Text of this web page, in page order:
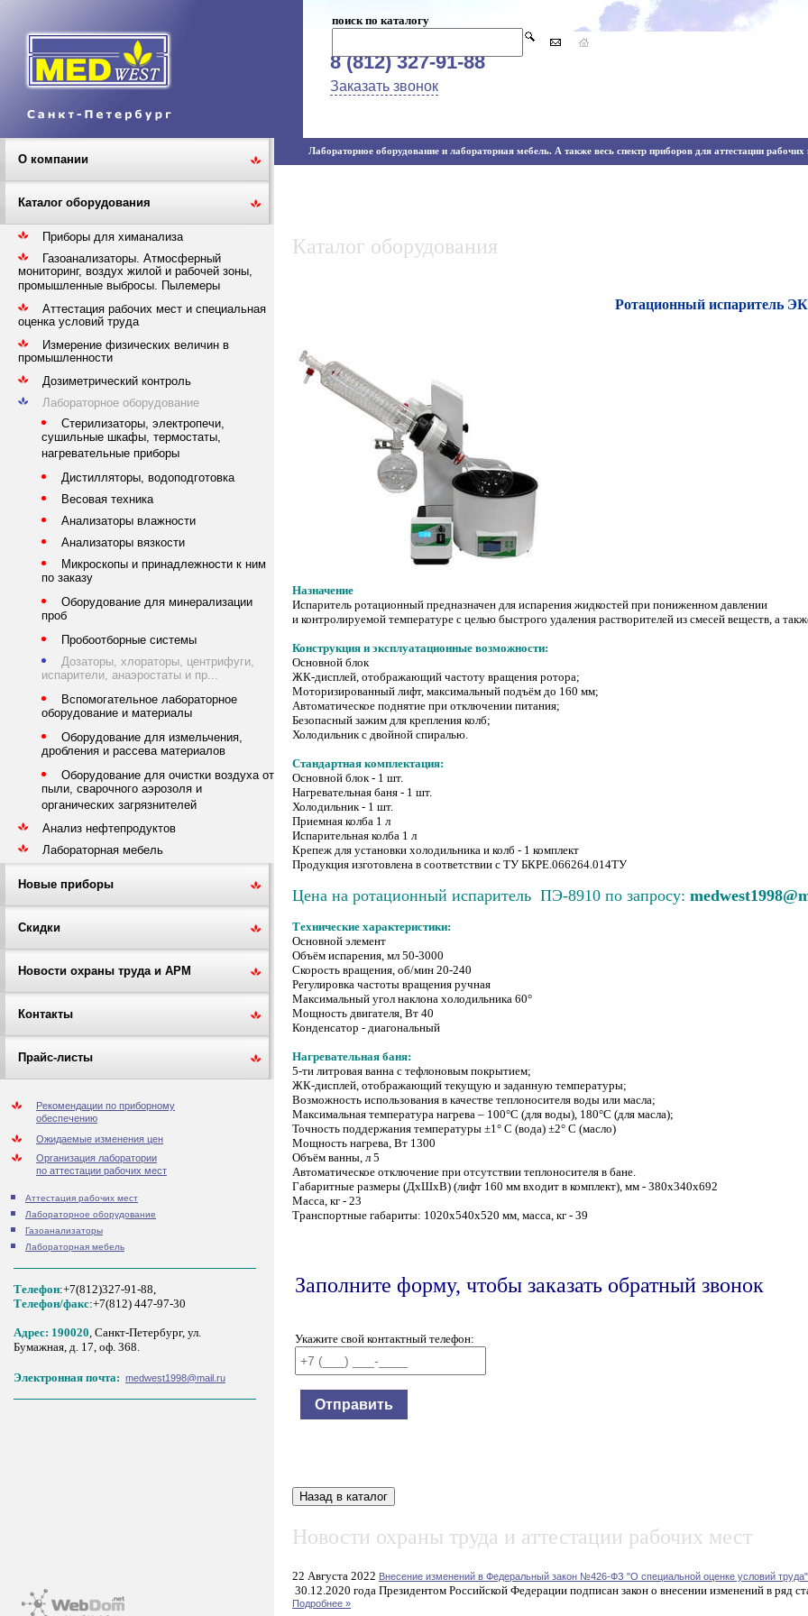
поиск по каталогу
8 (812) 327-91-88
Заказать звонок
О компании
Каталог оборудования
Приборы для химанализа
Газоанализаторы. Атмосферный
мониторинг, воздух жилой и рабочей зоны,
промышленные выбросы. Пылемеры
Аттестация рабочих мест и специальная
оценка условий труда
Измерение физических величин в
промышленности
Дозиметрический контроль
Лабораторное оборудование
Стерилизаторы, электропечи,
сушильные шкафы, термостаты,
нагревательные приборы
Дистилляторы, водоподготовка
Весовая техника
Анализаторы влажности
Анализаторы вязкости
Микроскопы и принадлежности к ним
по заказу
Оборудование для минерализации
проб
Пробоотборные системы
Дозаторы, хлораторы, центрифуги,
испарители, анаэростаты и пр...
Вспомогательное лабораторное
оборудование и материалы
Оборудование для измельчения,
дробления и рассева материалов
Оборудование для очистки воздуха от
пыли, сварочного аэрозоля и
органических загрязнителей
Анализ нефтепродуктов
Лабораторная мебель
Новые приборы
Скидки
Новости охраны труда и АРМ
Контакты
Прайс-листы
Рекомендации по приборному
обеспечению
Ожидаемые изменения цен
Организация лаборатории
по аттестации рабочих мест
Аттестация рабочих мест
Лабораторное оборудование
Газоанализаторы
Лабораторная мебель
Телефон:+7(812)327-91-88,
Tелефон/факс:+7(812) 447-97-30
Адрес: 190020, Санкт-Петербург, ул.
Бумажная, д. 17, оф. 368.
Электронная почта: medwest1998@mail.ru
Лабораторное оборудование и лабораторная мебель. А также весь спектр приборов для аттестации
Каталог оборудования
Ротационный испаритель
Назначение
Испаритель ротационный предназначен для испарения жидкостей при пониженном давлении
и контролируемой температуре с целью быстрого удаления растворителей из смесей веществ, а
Конструкция и эксплуатационные возможности:
Основной блок
ЖК-дисплей, отображающий частоту вращения ротора;
Моторизированный лифт, максимальный подъём до 160 мм;
Автоматическое поднятие при отключении питания;
Безопасный зажим для крепления колб;
Холодильник с двойной спиралью.
Стандартная комплектация:
Основной блок - 1 шт.
Нагревательная баня - 1 шт.
Холодильник - 1 шт.
Приемная колба 1 л
Испарительная колба 1 л
Крепеж для установки холодильника и колб - 1 комплект
Продукция изготовлена в соответствии с ТУ БКРЕ.066264.014ТУ
Цена на ротационный испаритель ПЭ-8910 по запросу:
Технические характеристики:
Основной элемент
Объём испарения, мл 50-3000
Скорость вращения, об/мин 20-240
Регулировка частоты вращения ручная
Максимальный угол наклона холодильника 60°
Мощность двигателя, Вт 40
Конденсатор - диагональный
Нагревательная баня:
5-ти литровая ванна с тефлоновым покрытием;
ЖК-дисплей, отображающий текущую и заданную температуры;
Возможность использования в качестве теплоносителя воды или масла;
Максимальная температура нагрева – 100°С (для воды), 180°С (для масла);
Точность поддержания температуры ±1° С (вода) ±2° С (масло)
Мощность нагрева, Вт 1300
Объём ванны, л 5
Автоматическое отключение при отсутствии теплоносителя в бане.
Габаритные размеры (ДхШхВ) (лифт 160 мм входит в комплект), мм - 380х340х692
Масса, кг - 23
Транспортные габариты: 1020х540х520 мм, масса, кг - 39
Заполните форму, чтобы заказать обратный звонок
Укажите свой контактный телефон:
Новости охраны труда и аттестации рабочих мест
22 Августа 2022 Внесение изменений в Федеральный закон №426-ФЗ "О специальной оценке условий труда"
30.12.2020 года Президентом Российской Федерации подписан закон о внесении изменений в ряд
Подробнее »